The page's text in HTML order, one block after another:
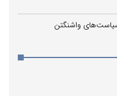
سیاست‌های واشنگتن